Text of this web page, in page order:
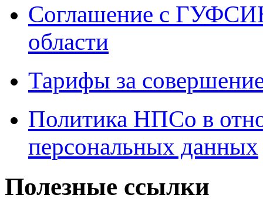
Соглашение с
области
Тарифы за
Политика НПСо в
персональных данных
Полезные ссылки